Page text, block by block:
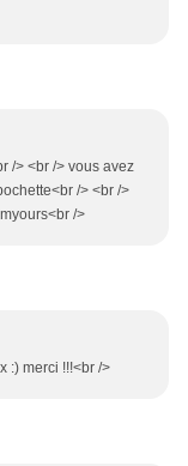
/> <br /> vous avez
/> <br />
/>
:) merci !!!<br />